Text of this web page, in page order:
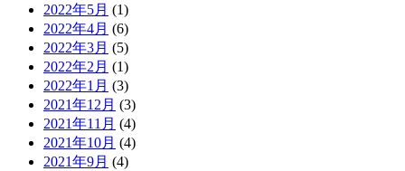
2022年5月 (1)
2022年4月 (6)
2022年3月 (5)
2022年2月 (1)
2022年1月 (3)
2021年12月 (3)
2021年11月 (4)
2021年10月 (4)
2021年9月 (4)